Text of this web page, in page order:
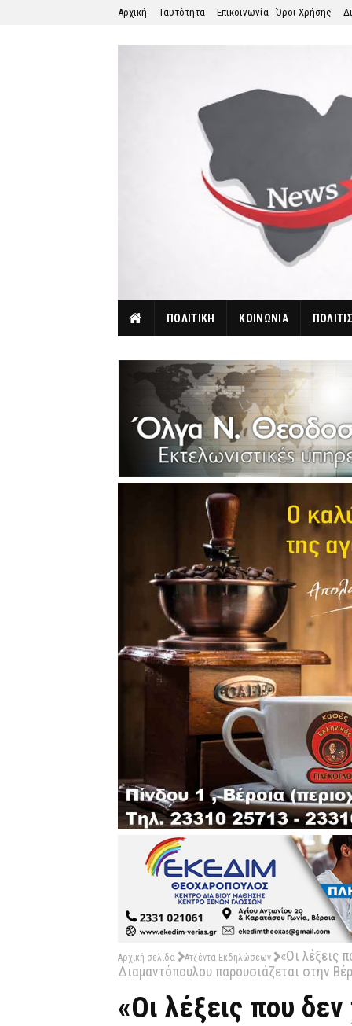
Αρχική Ταυτότητα Επικοινωνία - Όροι Χρήσης
ΠΟΛΙΤΙΚΗ ΚΟΙΝΩΝΙΑ
Αρχική σελίδα Ατζέντα Εκδηλώσεων
«Οι λέξεις
Διαμαντόπουλου παρουσιάζεται στην
«Οι λέξεις που